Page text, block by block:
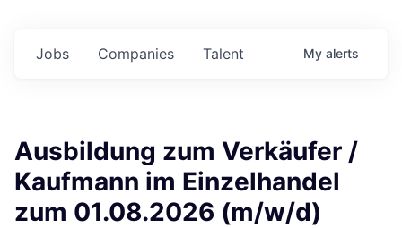
Jobs Companies Talent My alerts
Ausbildung zum Verkäufer /
Kaufmann im Einzelhandel
zum 01.08.2026 (m/w/d)